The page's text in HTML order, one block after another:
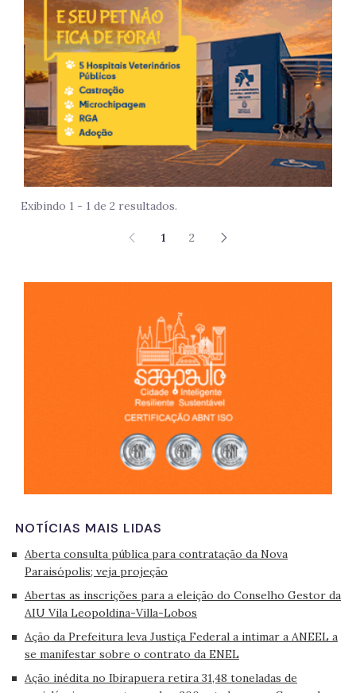
Exibindo 1 - 1 de 2 resultados.
1 2
NOTÍCIAS MAIS LIDAS
Aberta consulta pública para contratação da Nova
Paraisópolis; veja projeção
Abertas as inscrições para a eleição do Conselho Gestor da
AIU Vila Leopoldina-Villa-Lobos
Ação da Prefeitura leva Justiça Federal a intimar a ANEEL a
se manifestar sobre o contrato da ENEL
Ação inédita no Ibirapuera retira 31,48 toneladas de